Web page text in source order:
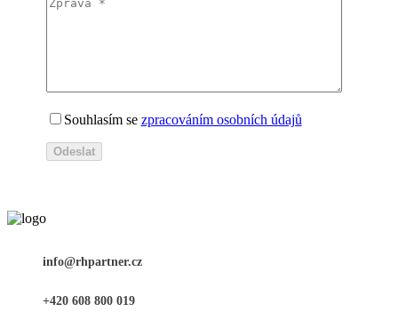
Souhlasím se zpracováním osobních údajů
Odeslat
info@rhpartner.cz
+420 608 800 019